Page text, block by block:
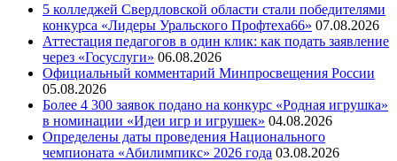
5 колледжей Свердловской области стали победителями
конкурса «Лидеры Уральского Профтеха66» 07.08.2026
Аттестация педагогов в один клик: как подать заявление
через «Госуслуги» 06.08.2026
Официальный комментарий Минпросвещения России
05.08.2026
Более 4 300 заявок подано на конкурс «Родная игрушка»
в номинации «Идеи игр и игрушек» 04.08.2026
Определены даты проведения Национального
чемпионата «Абилимпикс» 2026 года 03.08.2026